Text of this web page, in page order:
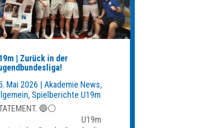
| Zurück in der
Mai 2026 | Akademie News,
, Spielberichte U19m
🔵⚪️